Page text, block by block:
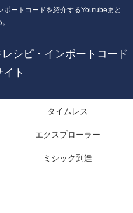
ポートコードを紹介するYoutubeまと
シピ・インポートコード
ト
タイムレス
エクスプローラー
ミシック到達